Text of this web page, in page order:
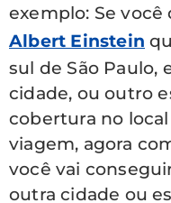
exemplo: Se
Albert Einstein
sul de São Paulo,
cidade, ou outro
cobertura no
viagem, agora
você vai
outra cidade ou